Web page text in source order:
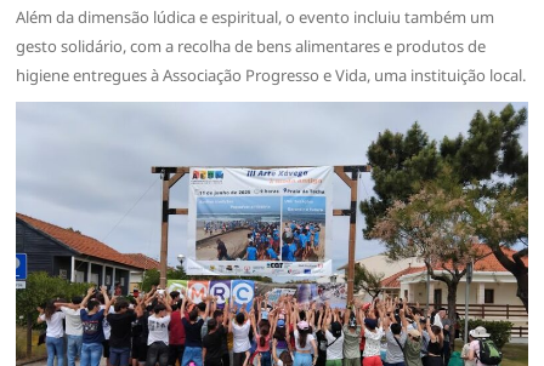
Além da dimensão lúdica e espiritual, o evento incluiu também um
gesto solidário, com a recolha de bens alimentares e produtos de
higiene entregues à Associação Progresso e Vida, uma instituição local.